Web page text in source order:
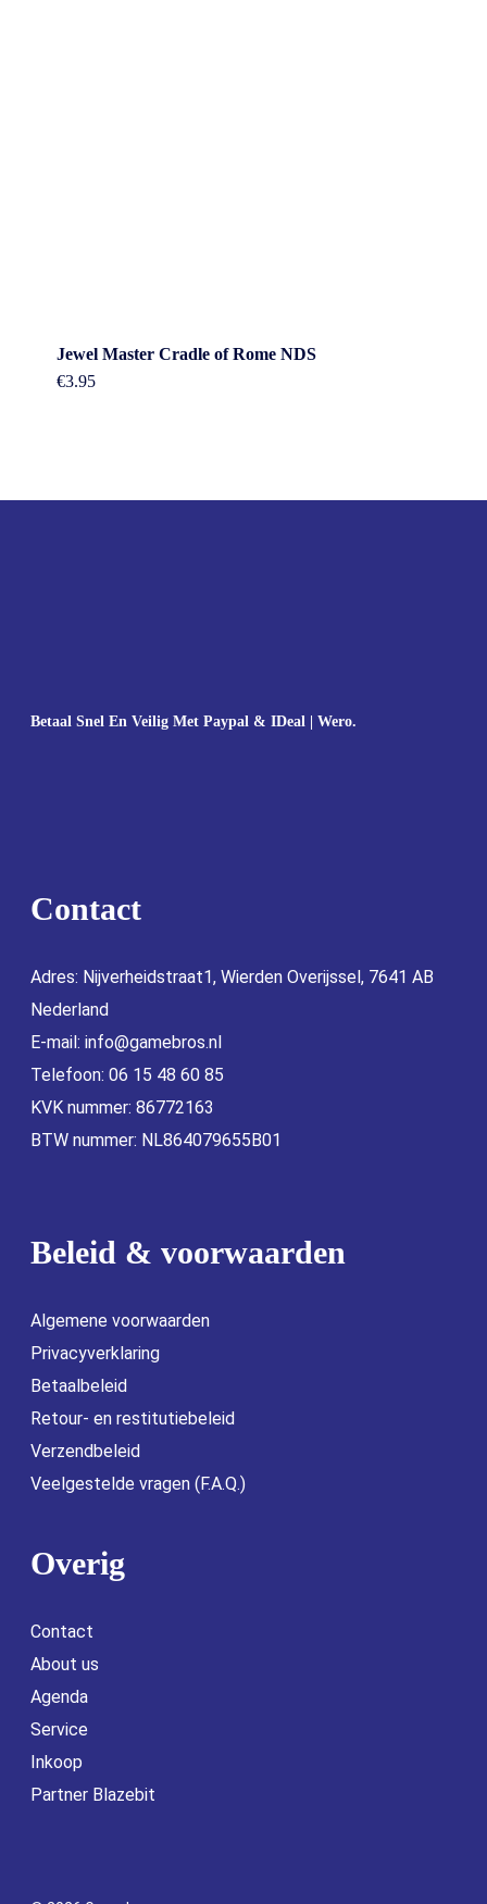
Jewel Master Cradle of Rome NDS
€3.95
Betaal Snel En Veilig Met Paypal & IDeal | Wero.
Contact
Adres: Nijverheidstraat1, Wierden Overijssel, 7641 AB
Nederland
E-mail: info@gamebros.nl
Telefoon: 06 15 48 60 85
KVK nummer: 86772163
BTW nummer: NL864079655B01
Beleid & voorwaarden
Algemene voorwaarden
Privacyverklaring
Betaalbeleid
Retour- en restitutiebeleid
Verzendbeleid
Veelgestelde vragen (F.A.Q.)
Overig
Contact
About us
Agenda
Service
Inkoop
Partner Blazebit